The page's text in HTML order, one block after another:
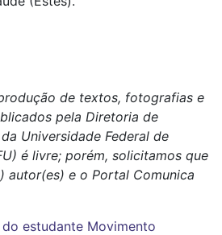
de textos, fotografias e
pela Diretoria de
Universidade Federal de
é livre; porém, solicitamos que
autor(es) e o Portal Comunica
do estudante Movimento